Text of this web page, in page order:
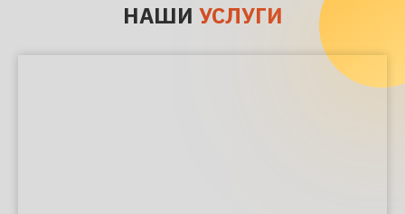
НАШИ УСЛУГИ